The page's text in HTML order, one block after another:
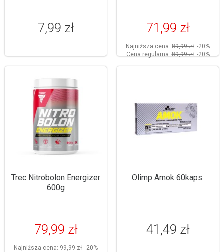
7,99 zł 71,99 zł
Najniższa cena: 89,99 zł -20%
Cena regularna:89,99 zł -20%
Trec Nitrobolon Energizer
600g
79,99 zł
Najniższa cena: 99,99 zł -20%
Olimp Amok 60kaps.
41,49 zł